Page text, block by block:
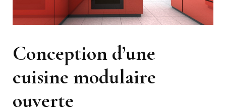
Conception d’une
cuisine modulaire
ouverte